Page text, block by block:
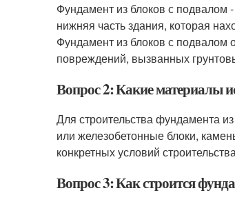
Фундамент из блоков с подвалом
нижняя часть здания, которая
Фундамент из блоков с подвалом
повреждений, вызванных
Вопрос 2: Какие материалы
Для строительства фундамента
или железобетонные блоки,
конкретных условий
Вопрос 3: Как строится